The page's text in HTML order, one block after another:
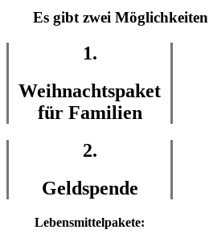
Es gibt zwei
1.
Weihnachtspaket
für Familien
2.
Geldspende
Lebensmittelpakete: